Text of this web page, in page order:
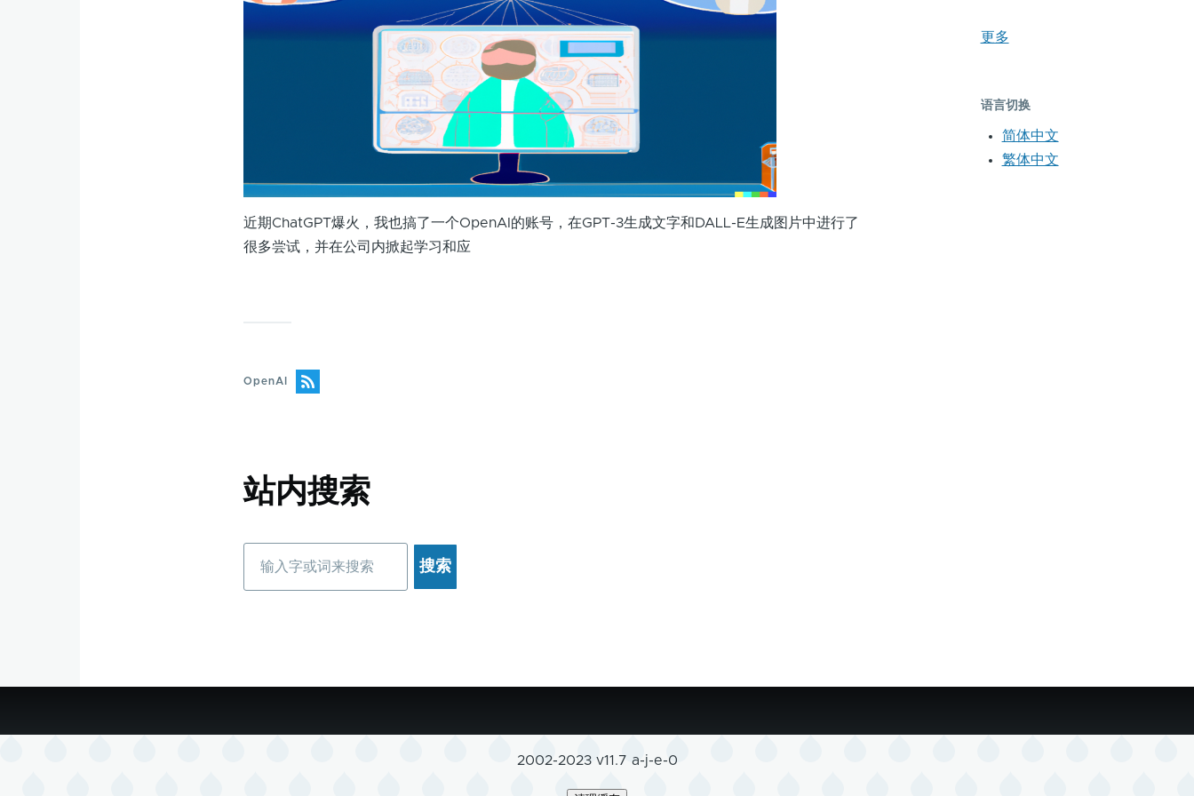
近期ChatGPT爆火，我也搞了一个OpenAI的账号，在GPT-3生成文字和DALL-E生成图片中进行了
很多尝试，并在公司内掀起学习和应
OpenAI
站内搜索
更多
语言切换
简体中文
繁体中文
2002-2023 v11.7 a-j-e-0